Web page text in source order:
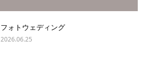
フォトウェディング
2026.06.25